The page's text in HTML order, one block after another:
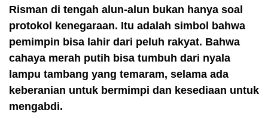
Risman di tengah alun-alun bukan hanya soal
protokol kenegaraan. Itu adalah simbol bahwa
pemimpin bisa lahir dari peluh rakyat. Bahwa
cahaya merah putih bisa tumbuh dari nyala
lampu tambang yang temaram, selama ada
keberanian untuk bermimpi dan kesediaan untuk
mengabdi.